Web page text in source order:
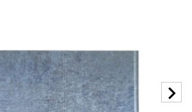
chevron_right